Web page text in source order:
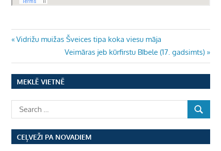
Ziņu
izvēlne
Previous
Vidrižu muižas Šveices tipa koka viesu māja
Next
Post:
Veimāras jeb kūrfirstu Bībele (17. gadsimts)
MEKLĒ VIETNĒ
CEĻVEŽI PA NOVADIEM